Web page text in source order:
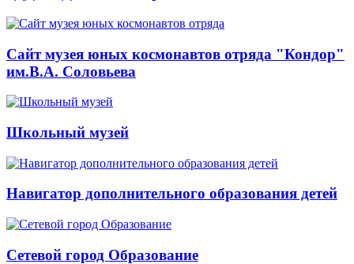
Сайт музея юных космонавтов отряда "Кондор"
им.В.А. Соловьева
Школьный музей
Навигатор дополнительного образования детей
Сетевой город Образование